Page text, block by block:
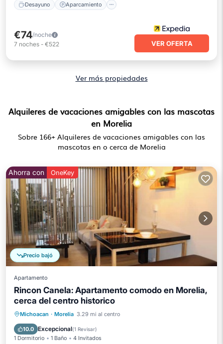
Desayuno Aparcamiento
€74/noche
7 noches - €522 VER OFERTA
Ver más propiedades
Alquileres de vacaciones amigables con las mascotas
en Morelia
Sobre 166+ Alquileres de vacaciones amigables con las
mascotas en o cerca de Morelia
Precio bajó
Ahorra con OneKey
Apartamento
Rincon Canela: Apartamento comodo en Morelia,
cerca del centro historico
Michoacan · Morelia 3.29 mi al centro
10.0 Excepcional(1 Revisar)
1 Dormitorio 1 Baño 4 Invitados
Aparcamiento
Balcón/Terraza
Cocina
Internet